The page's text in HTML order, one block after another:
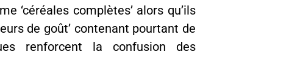
‘céréales complètes’ alors qu’ils
de goût’ contenant pourtant de
renforcent la confusion des